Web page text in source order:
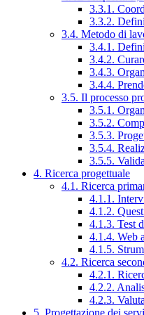
3.3.1.
3.3.2.
3.4. Metodo di
3.4.1.
3.4.2.
3.4.3.
3.4.4.
3.5. Il processo
3.5.1.
3.5.2.
3.5.3.
3.5.4.
3.5.5.
4. Ricerca progettuale
4.1. Ricerca
4.1.1.
4.1.2.
4.1.3. Test
4.1.4. Web
4.1.5.
4.2. Ricerca
4.2.1.
4.2.2.
4.2.3.
5. Progettazione dei